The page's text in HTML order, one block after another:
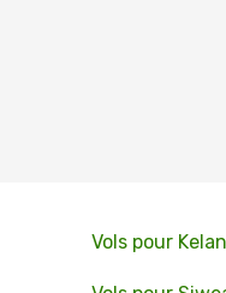
Vols pour